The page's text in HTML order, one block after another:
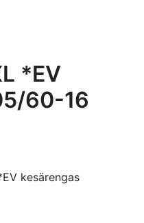
*EV
60-16
kesärengas